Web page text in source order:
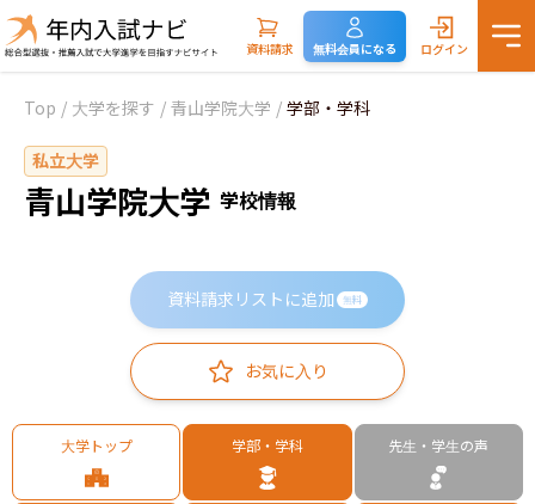
資料請求 無料会員になる ログイン
Top / 大学を探す / 青山学院大学 / 学部・学科
私立大学
青山学院大学 学校情報
資料請求リストに追加 無料
お気に入り
大学トップ 学部・学科 先生・学生の声